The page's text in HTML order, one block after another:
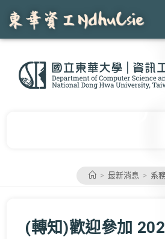
content
> 最新消息 > 系
(轉知)歡迎參加